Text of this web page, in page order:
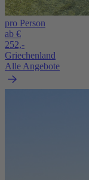
pro Person
ab €
252,-
Griechenland
Alle Angebote